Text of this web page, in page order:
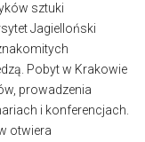
sztuki
Jagielloński
Pobyt w Krakowie
prowadzenia
i konferencjach.
otwiera